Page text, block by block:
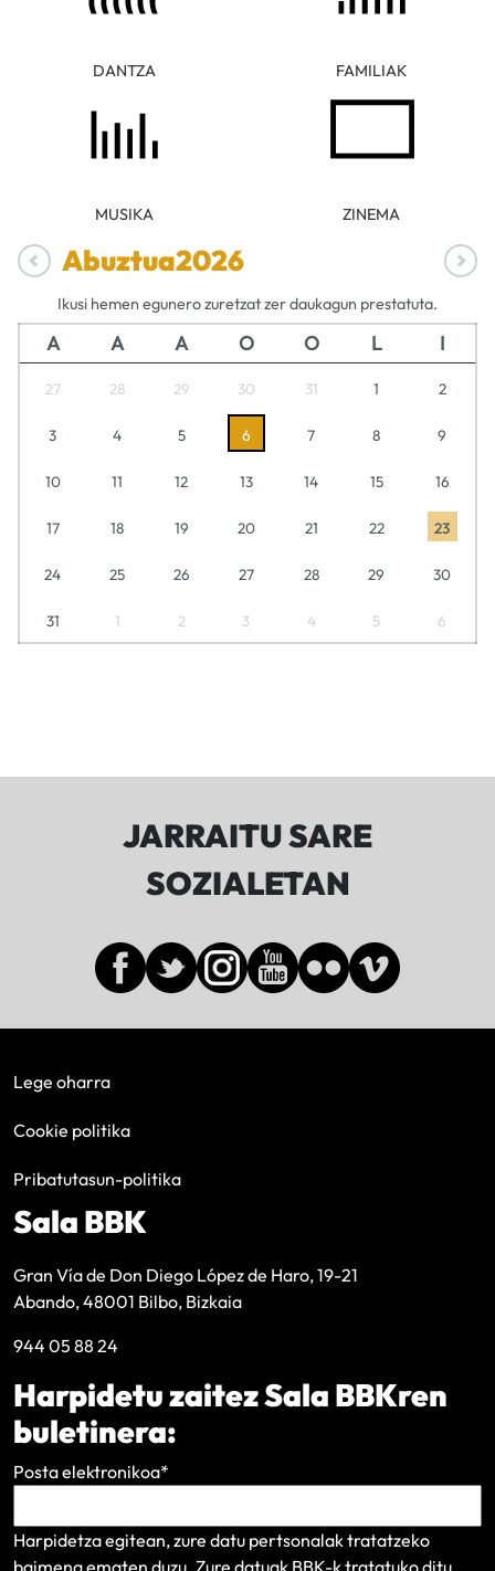
DANTZA FAMILIAK
MUSIKA ZINEMA
Abuztua2026
Ikusi hemen egunero zuretzat zer daukagun prestatuta.
A A A O O L I
27 28 29 30 31 1 2
3 4 5 6 7 8 9
10 11 12 13 14 15 16
17 18 19 20 21 22 23
24 25 26 27 28 29 30
31 1 2 3 4 5 6
JARRAITU SARE
SOZIALETAN
Lege oharra
Cookie politika
Pribatutasun-politika
Sala BBK
Gran Vía de Don Diego López de Haro, 19-21
Abando, 48001 Bilbo, Bizkaia
944 05 88 24
Harpidetu zaitez Sala BBKren
buletinera:
Posta elektronikoa*
Harpidetza egitean, zure datu pertsonalak tratatzeko